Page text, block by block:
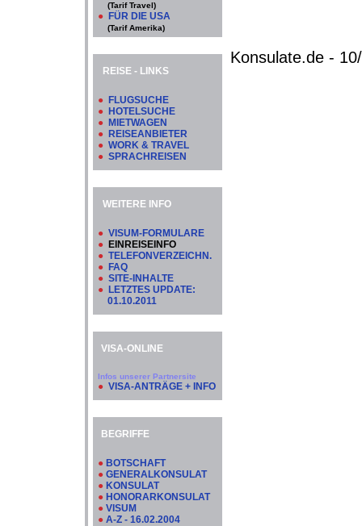
(Tarif Travel)
● FÜR DIE USA
(Tarif Amerika)
REISE - LINKS
● FLUGSUCHE
● HOTELSUCHE
● MIETWAGEN
● REISEANBIETER
● WORK & TRAVEL
● SPRACHREISEN
WEITERE INFO
● VISUM-FORMULARE
● EINREISEINFO
● TELEFONVERZEICHN.
● FAQ
● SITE-INHALTE
● LETZTES UPDATE:
01.10.2011
VISA-ONLINE
Infos unserer Partnersite
● VISA-ANTRÄGE + INFO
BEGRIFFE
● BOTSCHAFT
● GENERALKONSULAT
● KONSULAT
● HONORARKONSULAT
● VISUM
● A-Z - 16.02.2004
Konsulate.de -